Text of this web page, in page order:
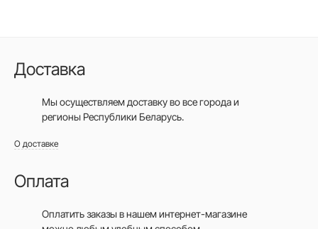
Доставка
Мы осуществляем доставку во все городаи
регионы Республики Беларусь.
О доставке
Оплата
Оплатить заказы в нашем интернет-магазине